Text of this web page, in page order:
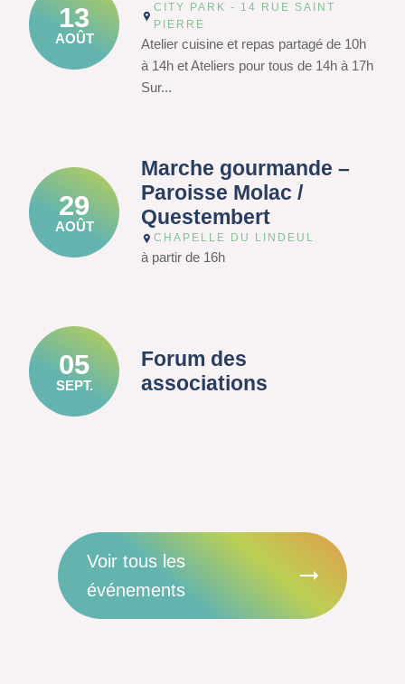
13
AOÛT
CITY PARK - 14 RUE SAINT
PIERRE
Atelier cuisine et repas partagé de 10h
à 14h et Ateliers pour tous de 14h à 17h
Sur...
29
AOÛT
Marche gourmande –
Paroisse Molac /
Questembert
CHAPELLE DU LINDEUL
à partir de 16h
05
SEPT.
Forum des
associations
Voir tous les
événements